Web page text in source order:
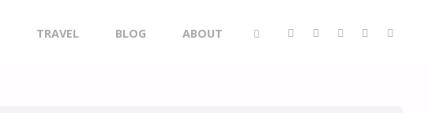
TRAVEL BLOG ABOUT